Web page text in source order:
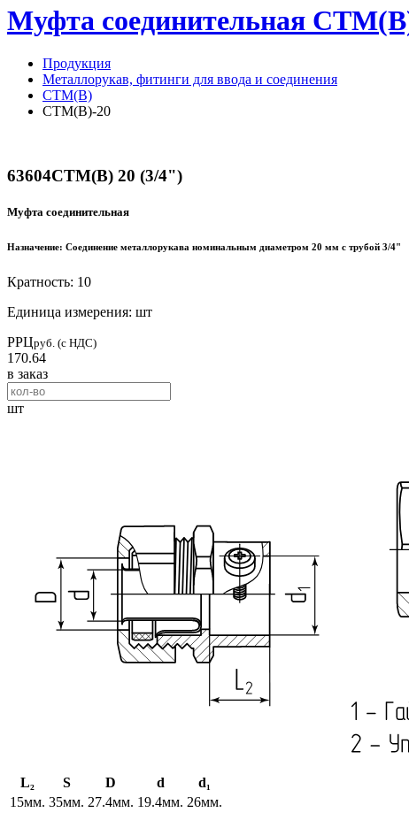
Муфта соединительная
Продукция
Металлорукав, фитинги для ввода и соединения
СТМ(В)
СТМ(В)-20
63604СТМ(В) 20 (3/4")
Муфта соединительная
Назначение: Соединение металлорукава номинальным диаметром 20 мм с трубой 3/4"
Кратность: 10
Единица измерения: шт
РРЦруб. (с НДС)
170.64
в заказ
шт
L₂ S D d
d₁
15мм. 35мм. 27.4мм. 19.4мм. 26мм.